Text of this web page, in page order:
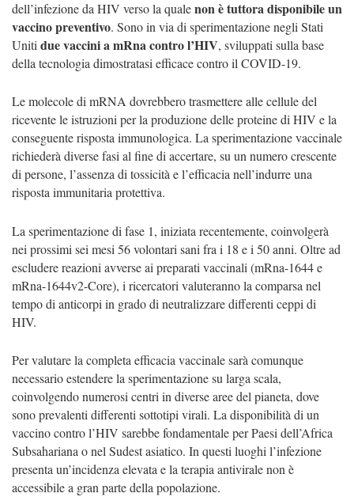
dell’infezione da HIV verso la qualenon è tuttora disponibile un
vaccino preventivo. Sono in via di sperimentazione negli Stati
Uniti due vaccini a mRna contro l’HIV, sviluppati sulla base
della tecnologia dimostratasi efficace contro il COVID-19.
Le molecole di mRNA dovrebbero trasmettere alle cellule del
ricevente le istruzioni per la produzione delle proteine di HIV e la
conseguente risposta immunologica. La sperimentazione vaccinale
richiederà diverse fasi al fine di accertare, su un numero crescente
di persone, l’assenza di tossicità e l’efficacia nell’indurre una
risposta immunitaria protettiva.
La sperimentazione di fase 1, iniziata recentemente, coinvolgerà
nei prossimi sei mesi 56 volontari sani fra i 18 e i 50 anni. Oltre ad
escludere reazioni avverse ai preparati vaccinali (mRna-1644 e
mRna-1644v2-Core), i ricercatori valuteranno la comparsa nel
tempo di anticorpi in grado di neutralizzare differenti ceppi di
HIV.
Per valutare la completa efficacia vaccinale sarà comunque
necessario estendere la sperimentazione su larga scala,
coinvolgendo numerosi centri in diverse aree del pianeta, dove
sono prevalenti differenti sottotipi virali. La disponibilità di un
vaccino contro l’HIV sarebbe fondamentale per Paesi dell’Africa
Subsahariana o nel Sudest asiatico. In questi luoghi l’infezione
presenta un’incidenza elevata e la terapia antivirale non è
accessibile a gran parte della popolazione.